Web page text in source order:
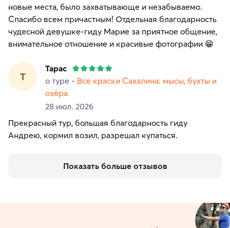
новые места, было захватывающе и незабываемо.
Спасибо всем причастным! Отдельная благодарность
чудесной девушке-гиду Марие за приятное общение,
внимательное отношение и красивые фотографии 😁
Т
Тарас
о туре - Все краски Сахалина: мысы, бухты и
озёра
28 июл. 2026
Прекрасный тур, большая благодарность гиду
Андрею, кормил возил, разрешал купаться.
Показать больше отзывов